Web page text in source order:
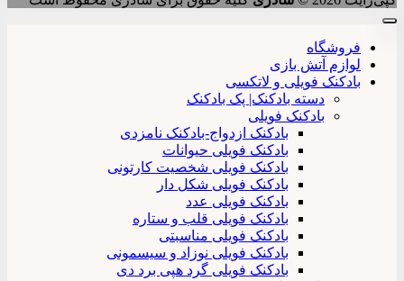
فروشگاه
لوازم آتش بازی
بادکنک فویلی و لاتکسی
دسته بادکنک| پک بادکنک
بادکنک فویلی
بادکنک ازدواج-بادکنک نامزدی
بادکنک فویلی حیوانات
بادکنک فویلی شخصیت کارتونی
بادکنک فویلی شکل دار
بادکنک فویلی عدد
بادکنک فویلی قلب و ستاره
بادکنک فویلی مناسبتی
بادکنک فویلی نوزاد و سیسمونی
بادکنک فویلی گرد هپی برد دی